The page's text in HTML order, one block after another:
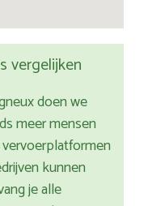
vergelijken
doen we
meer mensen
kunnen
je alle